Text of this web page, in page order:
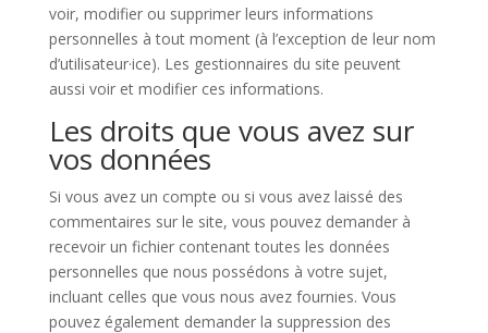
voir, modifier ou supprimer leurs informations
personnelles à tout moment (à l’exception de leur nom
d’utilisateur·ice). Les gestionnaires du site peuvent
aussi voir et modifier ces informations.
Les droits que vous avez sur
vos données
Si vous avez un compte ou si vous avez laissé des
commentaires sur le site, vous pouvez demander à
recevoir un fichier contenant toutes les données
personnelles que nous possédons à votre sujet,
incluant celles que vous nous avez fournies. Vous
pouvez également demander la suppression des